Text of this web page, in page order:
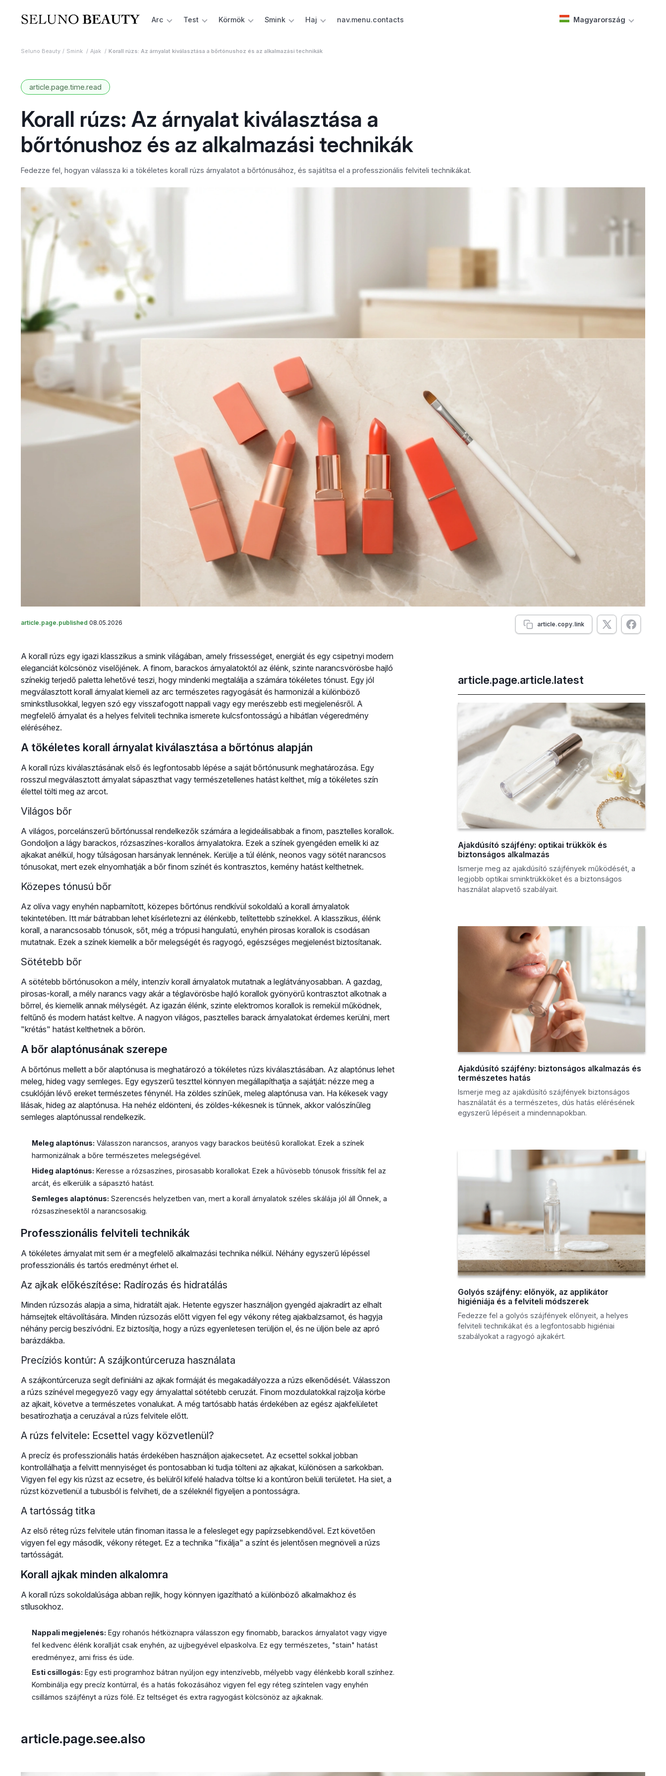
Arc Test Körmök Smink Haj nav.menu.contacts Magyarország
Seluno Beauty Smink Ajak Korall rúzs: Az árnyalat kiválasztása a bőrtónushoz és az alkalmazási technikák
article.page.time.read
Korall rúzs: Az árnyalat kiválasztása a
bőrtónushoz és az alkalmazási technikák
Fedezze fel, hogyan válassza ki a tökéletes korall rúzs árnyalatot a bőrtónusához, és sajátítsa el a professzionális felviteli technikákat.
article.page.published 08.05.2026 article.copy.link
A korall rúzs egy igazi klasszikus a smink világában, amely frissességet, energiát és egy csipetnyi modern
eleganciát kölcsönöz viselőjének. A finom, barackos árnyalatoktól az élénk, szinte narancsvörösbe hajló
színekig terjedő paletta lehetővé teszi, hogy mindenki megtalálja a számára tökéletes tónust. Egy jól
megválasztott korall árnyalat kiemeli az arc természetes ragyogását és harmonizál a különböző
sminkstílusokkal, legyen szó egy visszafogott nappali vagy egy merészebb esti megjelenésről. A
megfelelő árnyalat és a helyes felviteli technika ismerete kulcsfontosságú a hibátlan végeredmény
eléréséhez.
A tökéletes korall árnyalat kiválasztása a bőrtónus alapján
A korall rúzs kiválasztásának első és legfontosabb lépése a saját bőrtónusunk meghatározása. Egy
rosszul megválasztott árnyalat sápaszthat vagy természetellenes hatást kelthet, míg a tökéletes szín
élettel tölti meg az arcot.
Világos bőr
A világos, porcelánszerű bőrtónussal rendelkezők számára a legideálisabbak a finom, pasztelles korallok.
Gondoljon a lágy barackos, rózsaszínes-korallos árnyalatokra. Ezek a színek gyengéden emelik ki az
ajkakat anélkül, hogy túlságosan harsányak lennének. Kerülje a túl élénk, neonos vagy sötét narancsos
tónusokat, mert ezek elnyomhatják a bőr finom színét és kontrasztos, kemény hatást kelthetnek.
Közepes tónusú bőr
Az olíva vagy enyhén napbarnított, közepes bőrtónus rendkívül sokoldalú a korall árnyalatok
tekintetében. Itt már bátrabban lehet kísérletezni az élénkebb, telítettebb színekkel. A klasszikus, élénk
korall, a narancsosabb tónusok, sőt, még a trópusi hangulatú, enyhén pirosas korallok is csodásan
mutatnak. Ezek a színek kiemelik a bőr melegségét és ragyogó, egészséges megjelenést biztosítanak.
Sötétebb bőr
A sötétebb bőrtónusokon a mély, intenzív korall árnyalatok mutatnak a leglátványosabban. A gazdag,
pirosas-korall, a mély narancs vagy akár a téglavörösbe hajló korallok gyönyörű kontrasztot alkotnak a
bőrrel, és kiemelik annak mélységét. Az igazán élénk, szinte elektromos korallok is remekül működnek,
feltűnő és modern hatást keltve. A nagyon világos, pasztelles barack árnyalatokat érdemes kerülni, mert
"krétás" hatást kelthetnek a bőrön.
A bőr alaptónusának szerepe
A bőrtónus mellett a bőr alaptónusa is meghatározó a tökéletes rúzs kiválasztásában. Az alaptónus lehet
meleg, hideg vagy semleges. Egy egyszerű teszttel könnyen megállapíthatja a sajátját: nézze meg a
csuklóján lévő ereket természetes fénynél. Ha zöldes színűek, meleg alaptónusa van. Ha kékesek vagy
lilásak, hideg az alaptónusa. Ha nehéz eldönteni, és zöldes-kékesnek is tűnnek, akkor valószínűleg
semleges alaptónussal rendelkezik.
Meleg alaptónus: Válasszon narancsos, aranyos vagy barackos beütésű korallokat. Ezek a színek
harmonizálnak a bőre természetes melegségével.
Hideg alaptónus: Keresse a rózsaszínes, pirosasabb korallokat. Ezek a hűvösebb tónusok frissítik fel az
arcát, és elkerülik a sápasztó hatást.
Semleges alaptónus: Szerencsés helyzetben van, mert a korall árnyalatok széles skálája jól áll Önnek, a
rózsaszínesektől a narancsosakig.
Professzionális felviteli technikák
A tökéletes árnyalat mit sem ér a megfelelő alkalmazási technika nélkül. Néhány egyszerű lépéssel
professzionális és tartós eredményt érhet el.
Az ajkak előkészítése: Radírozás és hidratálás
Minden rúzsozás alapja a sima, hidratált ajak. Hetente egyszer használjon gyengéd ajakradírt az elhalt
hámsejtek eltávolítására. Minden rúzsozás előtt vigyen fel egy vékony réteg ajakbalzsamot, és hagyja
néhány percig beszívódni. Ez biztosítja, hogy a rúzs egyenletesen terüljön el, és ne üljön bele az apró
barázdákba.
Precíziós kontúr: A szájkontúrceruza használata
A szájkontúrceruza segít definiálni az ajkak formáját és megakadályozza a rúzs elkenődését. Válasszon
a rúzs színével megegyező vagy egy árnyalattal sötétebb ceruzát. Finom mozdulatokkal rajzolja körbe
az ajkait, követve a természetes vonalukat. A még tartósabb hatás érdekében az egész ajakfelületet
besatírozhatja a ceruzával a rúzs felvitele előtt.
A rúzs felvitele: Ecsettel vagy közvetlenül?
A precíz és professzionális hatás érdekében használjon ajakecsetet. Az ecsettel sokkal jobban
kontrollálhatja a felvitt mennyiséget és pontosabban ki tudja tölteni az ajkakat, különösen a sarkokban.
Vigyen fel egy kis rúzst az ecsetre, és belülről kifelé haladva töltse ki a kontúron belüli területet. Ha siet, a
rúzst közvetlenül a tubusból is felviheti, de a széleknél figyeljen a pontosságra.
A tartósság titka
Az első réteg rúzs felvitele után finoman itassa le a felesleget egy papírzsebkendővel. Ezt követően
vigyen fel egy második, vékony réteget. Ez a technika "fixálja" a színt és jelentősen megnöveli a rúzs
tartósságát.
Korall ajkak minden alkalomra
A korall rúzs sokoldalúsága abban rejlik, hogy könnyen igazítható a különböző alkalmakhoz és
stílusokhoz.
Nappali megjelenés: Egy rohanós hétköznapra válasszon egy finomabb, barackos árnyalatot vagy vigye
fel kedvenc élénk korallját csak enyhén, az ujjbegyével elpaskolva. Ez egy természetes, "stain" hatást
eredményez, ami friss és üde.
Esti csillogás: Egy esti programhoz bátran nyúljon egy intenzívebb, mélyebb vagy élénkebb korall színhez.
Kombinálja egy precíz kontúrral, és a hatás fokozásához vigyen fel egy réteg színtelen vagy enyhén
csillámos szájfényt a rúzs fölé. Ez teltséget és extra ragyogást kölcsönöz az ajkaknak.
article.page.article.latest
Ajakdúsító szájfény: optikai trükkök és
biztonságos alkalmazás
Ismerje meg az ajakdúsító szájfények működését, a
legjobb optikai sminktrükköket és a biztonságos
használat alapvető szabályait.
Ajakdúsító szájfény: biztonságos alkalmazás és
természetes hatás
Ismerje meg az ajakdúsító szájfények biztonságos
használatát és a természetes, dús hatás elérésének
egyszerű lépéseit a mindennapokban.
Golyós szájfény: előnyök, az applikátor
higiéniája és a felviteli módszerek
Fedezze fel a golyós szájfények előnyeit, a helyes
felviteli technikákat és a legfontosabb higiéniai
szabályokat a ragyogó ajkakért.
article.page.see.also